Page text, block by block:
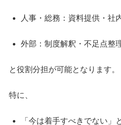
人事・総務：資料提供・社
外部：制度解釈・不足点整
と役割分担が可能となります。
特に、
「今は着手すべきでない」